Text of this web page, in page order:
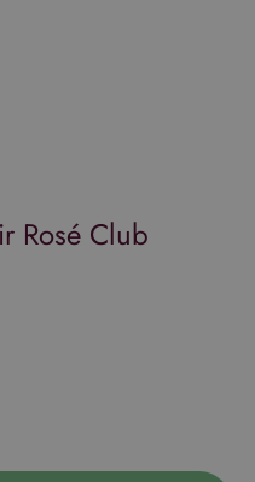
Rosé Club